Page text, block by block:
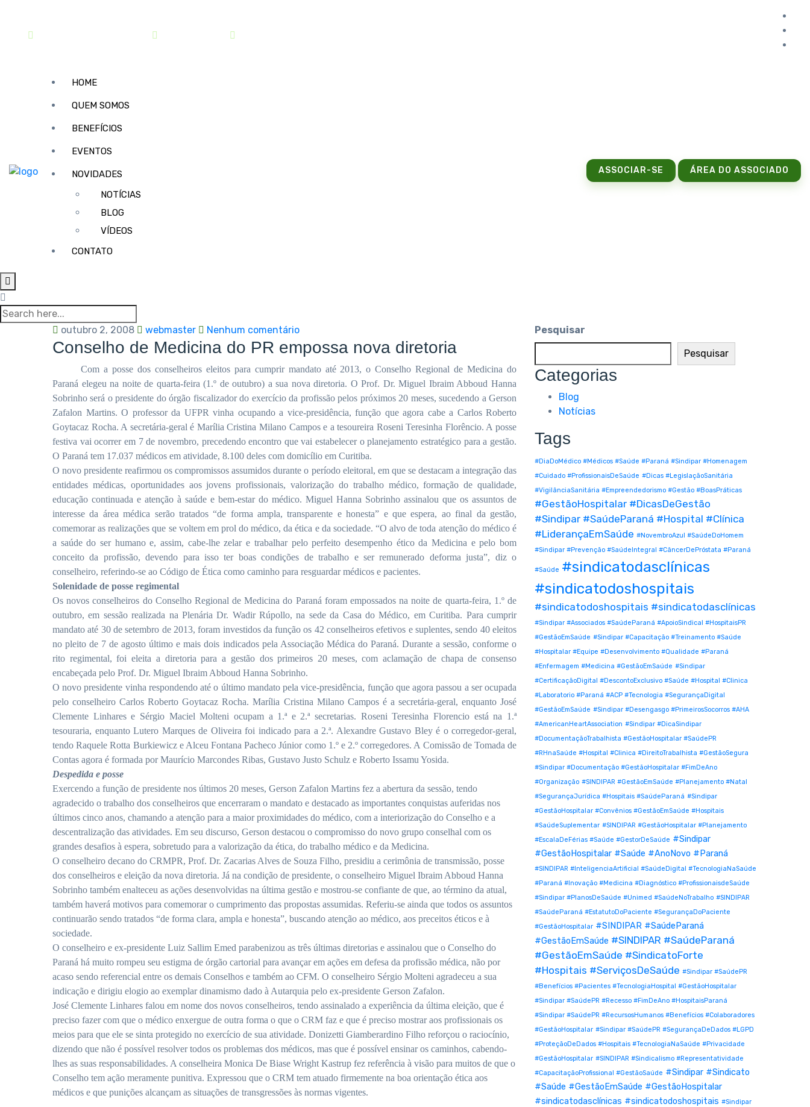
HOME
QUEM SOMOS
BENEFÍCIOS
EVENTOS
NOVIDADES
NOTÍCIAS
BLOG
VÍDEOS
CONTATO
ASSOCIAR-SE ÁREA DO ASSOCIADO
outubro 2, 2008 webmaster Nenhum comentário
Conselho de Medicina do PR empossa nova diretoria
Com a posse dos conselheiros eleitos para cumprir mandato até 2013, o Conselho Regional de Medicina do
Paraná elegeu na noite de quarta-feira (1.º de outubro) a sua nova diretoria. O Prof. Dr. Miguel Ibraim Abboud Hanna
Sobrinho será o presidente do órgão fiscalizador do exercício da profissão pelos próximos 20 meses, sucedendo a Gerson
Zafalon Martins. O professor da UFPR vinha ocupando a vice-presidência, função que agora cabe a Carlos Roberto
Goytacaz Rocha. A secretária-geral é Marília Cristina Milano Campos e a tesoureira Roseni Teresinha Florêncio. A posse
festiva vai ocorrer em 7 de novembro, precedendo encontro que vai estabelecer o planejamento estratégico para a gestão.
O Paraná tem 17.037 médicos em atividade, 8.100 deles com domicílio em Curitiba.
O novo presidente reafirmou os compromissos assumidos durante o período eleitoral, em que se destacam a integração das
entidades médicas, oportunidades aos jovens profissionais, valorização do trabalho médico, formação de qualidade,
educação continuada e atenção à saúde e bem-estar do médico. Miguel Hanna Sobrinho assinalou que os assuntos de
interesse da área médica serão tratados “de forma ampla, transparente e honesta” e que espera, ao final da gestão,
comemorar as realizações que se voltem em prol do médico, da ética e da sociedade. “O alvo de toda atenção do médico é
a saúde do ser humano e, assim, cabe-lhe zelar e trabalhar pelo perfeito desempenho ético da Medicina e pelo bom
conceito da profissão, devendo para isso ter boas condições de trabalho e ser remunerado deforma justa”, diz o
conselheiro, referindo-se ao Código de Ética como caminho para resguardar médicos e pacientes.
Solenidade de posse regimental
Os novos conselheiros do Conselho Regional de Medicina do Paraná foram empossados na noite de quarta-feira, 1.º de
outubro, em sessão realizada na Plenária Dr. Wadir Rúpollo, na sede da Casa do Médico, em Curitiba. Para cumprir
mandato até 30 de setembro de 2013, foram investidos da função os 42 conselheiros efetivos e suplentes, sendo 40 eleitos
no pleito de 7 de agosto último e mais dois indicados pela Associação Médica do Paraná. Durante a sessão, conforme o
rito regimental, foi eleita a diretoria para a gestão dos primeiros 20 meses, com aclamação de chapa de consenso
encabeçada pelo Prof. Dr. Miguel Ibraim Abboud Hanna Sobrinho.
O novo presidente vinha respondendo até o último mandato pela vice-presidência, função que agora passou a ser ocupada
pelo conselheiro Carlos Roberto Goytacaz Rocha. Marília Cristina Milano Campos é a secretária-geral, enquanto José
Clemente Linhares e Sérgio Maciel Molteni ocupam a 1.ª e 2.ª secretarias. Roseni Teresinha Florencio está na 1.ª
tesouraria, enquanto Lutero Marques de Oliveira foi indicado para a 2.ª. Alexandre Gustavo Bley é o corregedor-geral,
tendo Raquele Rotta Burkiewicz e Alceu Fontana Pacheco Júnior como 1.º e 2.º corregedores. A Comissão de Tomada de
Contas agora é formada por Maurício Marcondes Ribas, Gustavo Justo Schulz e Roberto Issamu Yosida.
Despedida e posse
Exercendo a função de presidente nos últimos 20 meses, Gerson Zafalon Martins fez a abertura da sessão, tendo
agradecido o trabalho dos conselheiros que encerraram o mandato e destacado as importantes conquistas auferidas nos
últimos cinco anos, chamando a atenção para a maior proximidades do médico, com a interiorização do Conselho e a
descentralização das atividades. Em seu discurso, Gerson destacou o compromisso do novo grupo conselhal com os
grandes desafios à espera, sobretudo para a valorização da ética, do trabalho médico e da Medicina.
O conselheiro decano do CRMPR, Prof. Dr. Zacarias Alves de Souza Filho, presidiu a cerimônia de transmissão, posse
dos conselheiros e eleição da nova diretoria. Já na condição de presidente, o conselheiro Miguel Ibraim Abboud Hanna
Sobrinho também enalteceu as ações desenvolvidas na última gestão e mostrou-se confiante de que, ao término da atual,
também haverá motivos para comemorar o cumprimento das propostas assumidas. Referiu-se ainda que todos os assuntos
continuarão sendo tratados “de forma clara, ampla e honesta”, buscando atenção ao médico, aos preceitos éticos e à
sociedade.
O conselheiro e ex-presidente Luiz Sallim Emed parabenizou as três últimas diretorias e assinalou que o Conselho do
Paraná há muito rompeu seu estigma de órgão cartorial para avançar em ações em defesa da profissão médica, não por
acaso sendo referencial entre os demais Conselhos e também ao CFM. O conselheiro Sérgio Molteni agradeceu a sua
indicação e dirigiu elogio ao exemplar dinamismo dado à Autarquia pelo ex-presidente Gerson Zafalon.
José Clemente Linhares falou em nome dos novos conselheiros, tendo assinalado a experiência da última eleição, que é
preciso fazer com que o médico enxergue de outra forma o que o CRM faz e que é preciso mostrar aos profissionais os
meios para que ele se sinta protegido no exercício de sua atividade. Donizetti Giamberardino Filho reforçou o raciocínio,
dizendo que não é possível resolver todos os problemas dos médicos, mas que é possível ensinar os caminhos, cabendo-
lhes as suas responsabilidades. A conselheira Monica De Biase Wright Kastrup fez referência à visão para muitos de que o
Conselho tem ação meramente punitiva. Expressou que o CRM tem atuado firmemente na boa orientação ética aos
médicos e que punições alcançam as situações de transgressões às normas vigentes.
Pesquisar
Pesquisar
Categorias
Blog
Notícias
Tags
#DiaDoMédico #Médicos #Saúde #Paraná #Sindipar #Homenagem
#Cuidado #ProfissionaisDeSaúde #Dicas #LegislaçãoSanitária
#VigilânciaSanitária #Empreendedorismo #Gestão #BoasPráticas
#GestãoHospitalar #DicasDeGestão
#Sindipar #SaúdeParaná #Hospital #Clínica
#LiderançaEmSaúde #NovembroAzul #SaúdeDoHomem
#Sindipar #Prevenção #SaúdeIntegral #CâncerDePróstata #Paraná
#Saúde #sindicatodasclínicas
#sindicatodoshospitais
#sindicatodoshospitais #sindicatodasclínicas
#Sindipar #Associados #SaúdeParaná #ApoioSindical #HospitaisPR
#GestãoEmSaúde #Sindipar #Capacitação #Treinamento #Saúde
#Hospitalar #Equipe #Desenvolvimento #Qualidade #Paraná
#Enfermagem #Medicina #GestãoEmSaúde #Sindipar
#CertificaçãoDigital #DescontoExclusivo #Saúde #Hospital #Clinica
#Laboratorio #Paraná #ACP #Tecnologia #SegurançaDigital
#GestãoEmSaúde #Sindipar #Desengasgo #PrimeirosSocorros #AHA
#AmericanHeartAssociation #Sindipar #DicaSindipar
#DocumentaçãoTrabalhista #GestãoHospitalar #SaúdePR
#RHnaSaúde #Hospital #Clinica #DireitoTrabalhista #GestãoSegura
#Sindipar #Documentação #GestãoHospitalar #FimDeAno
#Organização #SINDIPAR #GestãoEmSaúde #Planejamento #Natal
#SegurançaJurídica #Hospitais #SaúdeParaná #Sindipar
#GestãoHospitalar #Convênios #GestãoEmSaúde #Hospitais
#SaúdeSuplementar #SINDIPAR #GestãoHospitalar #Planejamento
#EscalaDeFérias #Saúde #GestorDeSaúde #Sindipar
#GestãoHospitalar #Saúde #AnoNovo #Paraná
#SINDIPAR #InteligenciaArtificial #SaúdeDigital #TecnologiaNaSaúde
#Paraná #Inovação #Medicina #Diagnóstico #ProfissionaisdeSaúde
#Sindipar #PlanosDeSaúde #Unimed #SaúdeNoTrabalho #SINDIPAR
#SaúdeParaná #EstatutoDoPaciente #SegurançaDoPaciente
#GestãoHospitalar #SINDIPAR #SaúdeParaná
#GestãoEmSaúde #SINDIPAR #SaúdeParaná
#GestãoEmSaúde #SindicatoForte
#Hospitais #ServiçosDeSaúde #Sindipar #SaúdePR
#Benefícios #Pacientes #TecnologiaHospital #GestãoHospitalar
#Sindipar #SaúdePR #Recesso #FimDeAno #HospitaisParaná
#Sindipar #SaúdePR #RecursosHumanos #Benefícios #Colaboradores
#GestãoHospitalar #Sindipar #SaúdePR #SegurançaDeDados #LGPD
#ProteçãoDeDados #Hospitais #TecnologiaNaSaúde #Privacidade
#GestãoHospitalar #SINDIPAR #Sindicalismo #Representatividade
#CapacitaçãoProfissional #GestãoSaúde #Sindipar #Sindicato
#Saúde #GestãoEmSaúde #GestãoHospitalar
#sindicatodasclínicas #sindicatodoshospitais #Sindipar